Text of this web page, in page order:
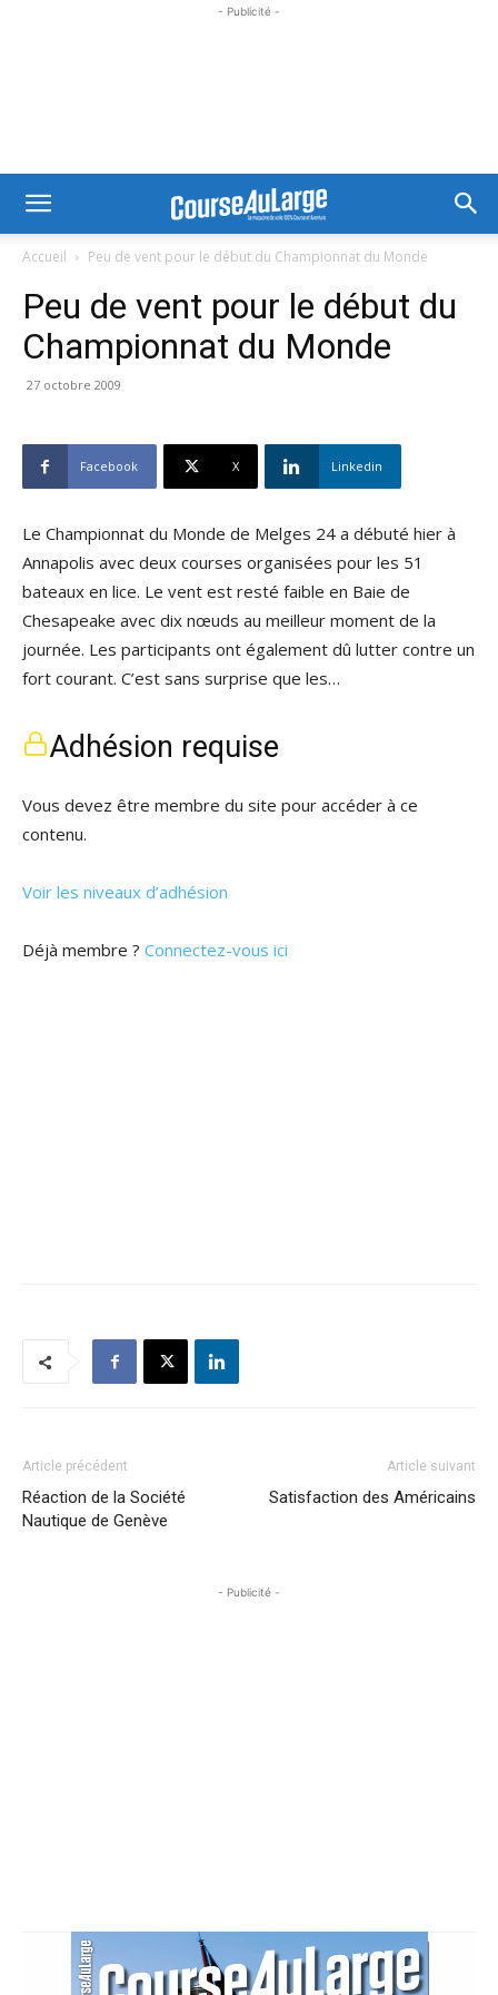
- Publicité -
Accueil Peu de vent pour le début du Championnat du Monde
Peu de vent pour le début du
Championnat du Monde
27 octobre 2009
Facebook X Linkedin
Le Championnat du Monde de Melges 24 a débuté hier à
Annapolis avec deux courses organisées pour les 51
bateaux en lice. Le vent est resté faible en Baie de
Chesapeake avec dix nœuds au meilleur moment de la
journée. Les participants ont également dû lutter contre un
fort courant. C’est sans surprise que les…
Adhésion requise
Vous devez être membre du site pour accéder à ce
contenu.
Voir les niveaux d’adhésion
Déjà membre ? Connectez-vous ici
Article précédent
Réaction de la Société
Nautique de Genève
Article suivant
Satisfaction des Américains
- Publicité -